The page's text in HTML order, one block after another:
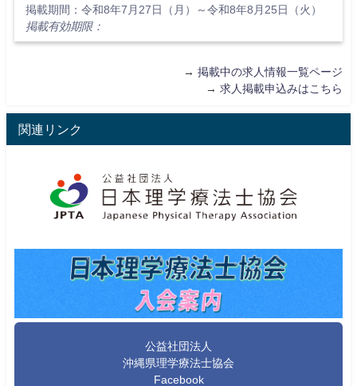
掲載期間：令和8年7月27日（月）～令和8年8月25日（火）
掲載有効期限：
→ 掲載中の求人情報一覧ページ
→ 求人掲載申込みはこちら
関連リンク
公益社団法人
沖縄県理学療法士協会
Facebook